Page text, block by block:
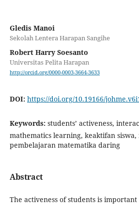
Gledis Manoi
Sekolah Lentera Harapan Sangihe
Robert Harry Soesanto
Universitas Pelita Harapan
http://orcid.org/0000-0003-3664-3633
DOI: https://doi.org/10.19166/
Keywords: students’ activeness,
mathematics learning, keaktifan
pembelajaran matematika daring
Abstract
The activeness of students is